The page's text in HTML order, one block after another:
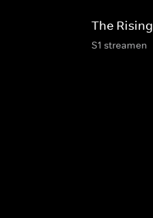
The Rising
S1 streamen